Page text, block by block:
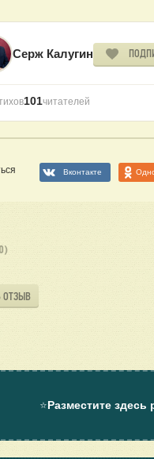
Серж Калугин
101читателей
Вконтакте
ОТЗЫВ
⭐Разместите здесь